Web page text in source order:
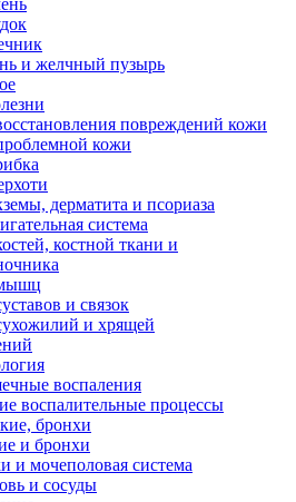
и желчный пузырь
повреждений кожи
кожи
дерматита и псориаза
система
костной ткани и
и связок
и хрящей
воспаления
воспалительные процессы
бронхи
и бронхи
и мочеполовая система
и сосуды